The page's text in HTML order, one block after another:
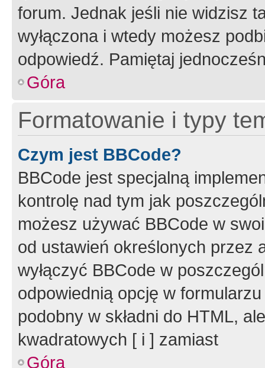
forum. Jednak jeśli nie widzisz
wyłączona i wtedy możesz
odpowiedź. Pamiętaj
Góra
Formatowanie i typy
Czym jest BBCode?
BBCode jest specjalną
kontrolę nad tym jak
możesz używać BBCode w
od ustawień określonych przez
wyłączyć BBCode w
odpowiednią opcję w
podobny w składni do HTML,
kwadratowych [ i ] zamiast
Góra